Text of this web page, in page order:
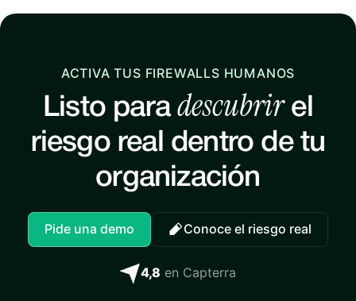
ACTIVA TUS FIREWALLS HUMANOS
Listo paradescubrirel
riesgo real dentro de tu
organización
Pide una demo Conoce el riesgo real
4,8 en Capterra